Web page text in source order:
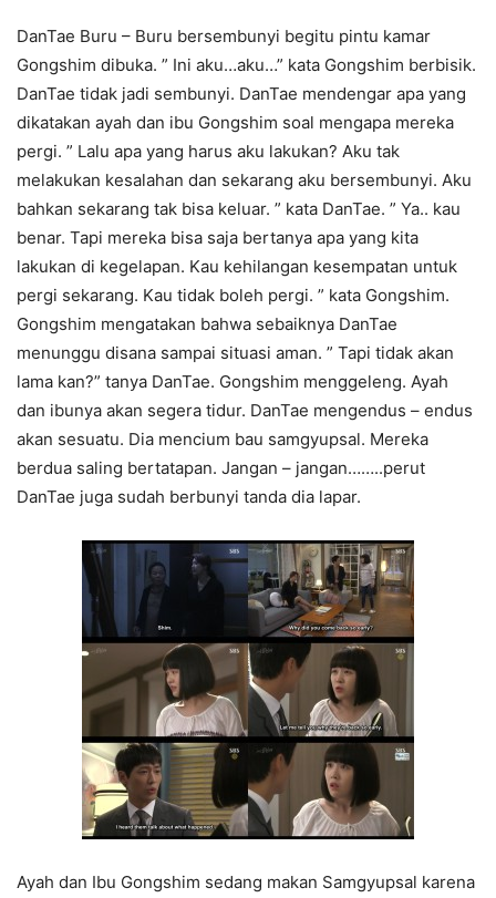
DanTae Buru – Buru bersembunyi begitu pintu kamar
Gongshim dibuka. ” Ini aku…aku…” kata Gongshim berbisik.
DanTae tidak jadi sembunyi. DanTae mendengar apa yang
dikatakan ayah dan ibu Gongshim soal mengapa mereka
pergi. ” Lalu apa yang harus aku lakukan? Aku tak
melakukan kesalahan dan sekarang aku bersembunyi. Aku
bahkan sekarang tak bisa keluar. ” kata DanTae. ” Ya.. kau
benar. Tapi mereka bisa saja bertanya apa yang kita
lakukan di kegelapan. Kau kehilangan kesempatan untuk
pergi sekarang. Kau tidak boleh pergi. ” kata Gongshim.
Gongshim mengatakan bahwa sebaiknya DanTae
menunggu disana sampai situasi aman. ” Tapi tidak akan
lama kan?” tanya DanTae. Gongshim menggeleng. Ayah
dan ibunya akan segera tidur. DanTae mengendus – endus
akan sesuatu. Dia mencium bau samgyupsal. Mereka
berdua saling bertatapan. Jangan – jangan……..perut
DanTae juga sudah berbunyi tanda dia lapar.
Ayah dan Ibu Gongshim sedang makan Samgyupsal karena